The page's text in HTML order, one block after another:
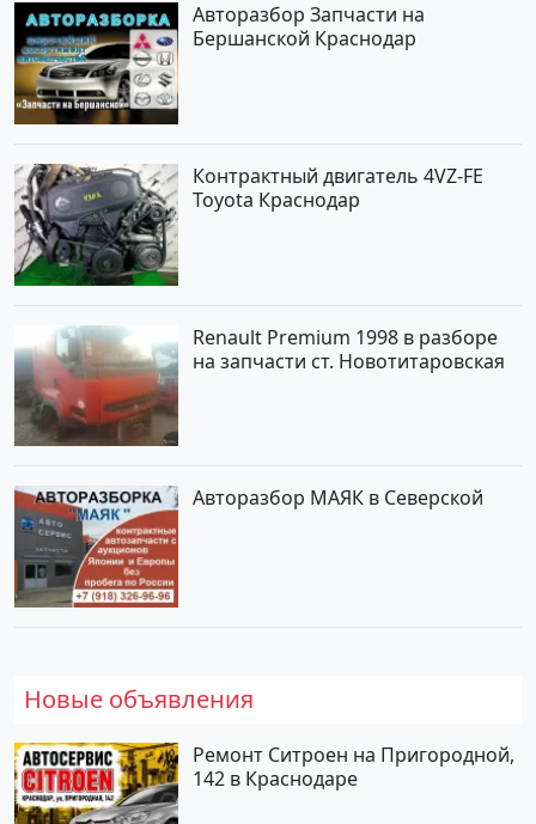
Авторазбор Запчасти на
Бершанской Краснодар
Контрактный двигатель 4VZ-FE
Toyota Краснодар
Renault Premium 1998 в разборе
на запчасти ст. Новотитаровская
Авторазбор МАЯК в Северской
Новые объявления
Ремонт Ситроен на Пригородной,
142 в Краснодаре